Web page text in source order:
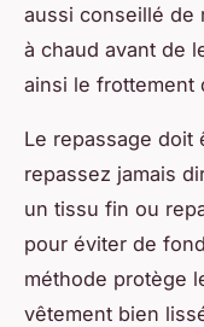
aussi conseillé de
à chaud avant de
ainsi le frottement
Le repassage doit
repassez jamais
un tissu fin ou
pour éviter de
méthode protège
vêtement bien